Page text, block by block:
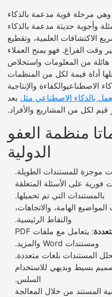
وهي مرحلة قوية مدعمة بالذكاء
وأجوبة حديثة مدعمة بالذكاء
الاكتشافات العلمية، وتقطيع
وقت الفراغ. فهو يمنح العملاء
من المعلومات واستخلاص
أداة قيمة لكل من المنظمات
الاصطناعيوالكفاءة والإنتاجية
بالذكاء الاصطناعي مثل يعد
منظمة العفو
الدولية
موجزة للمستندات الطويلة.
فورية على الأسئلة المتعلقة
بالمستندات التي تم تحميلها.
الهامة، والاتجاهات،
والنقاط الرئيسية.
: يتعامل مع ملفات PDF
ومستندات Word والمزيد.
المستندات بلغات متعددة.
بسيط وبديهي للاستخدام
السلس.
المستند من خلال المعالجة